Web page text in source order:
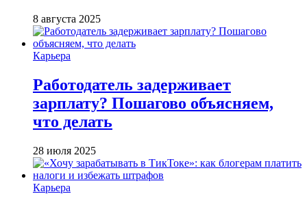
8 августа 2025
Карьера
Работодатель задерживает
зарплату? Пошагово объясняем,
что делать
28 июля 2025
Карьера